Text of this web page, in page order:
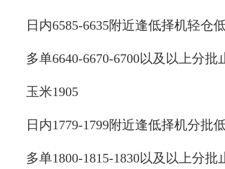
日内6585-6635附近逢低择机轻仓
多单6640-6670-6700以及以上分批
玉米1905
日内1779-1799附近逢低择机分批
多单1800-1815-1830以及以上分批